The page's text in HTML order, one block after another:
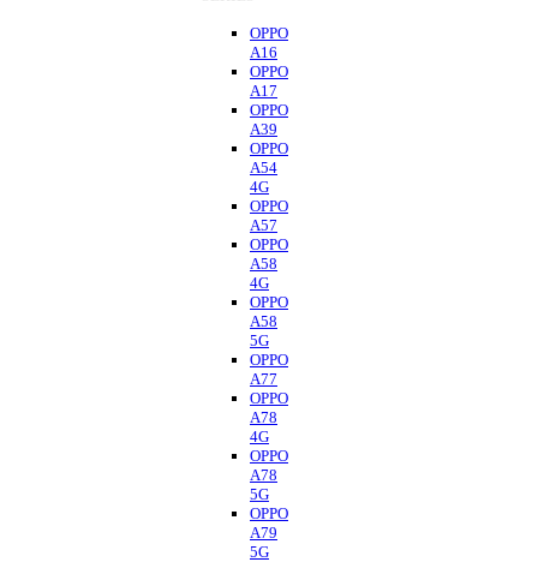
OPPO
A16
OPPO
A17
OPPO
A39
OPPO
A54
4G
OPPO
A57
OPPO
A58
4G
OPPO
A58
5G
OPPO
A77
OPPO
A78
4G
OPPO
A78
5G
OPPO
A79
5G